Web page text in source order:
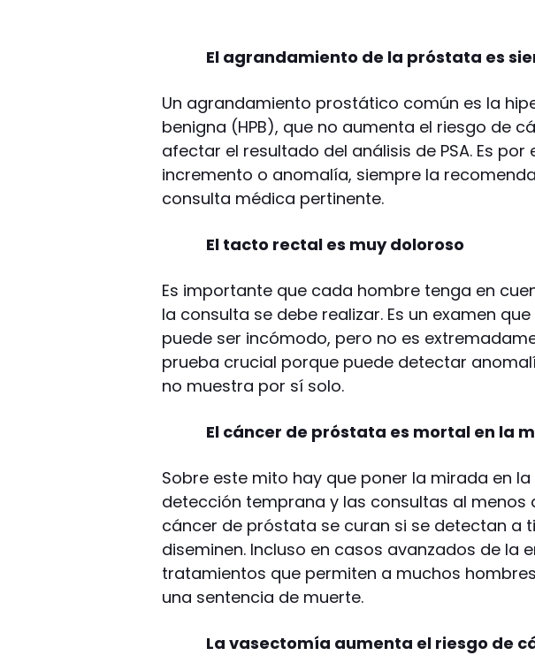
El agrandamiento de la próstata es
Un agrandamiento prostático común es la
benigna (HPB), que no aumenta el riesgo de
afectar el resultado del análisis de PSA. Es
incremento o anomalía, siempre la
consulta médica pertinente.
El tacto rectal es muy doloroso
Es importante que cada hombre tenga en
la consulta se debe realizar. Es un examen
puede ser incómodo, pero no es
prueba crucial porque puede detectar
no muestra por sí solo.
El cáncer de próstata es mortal en la
Sobre este mito hay que poner la mirada en
detección temprana y las consultas al menos
cáncer de próstata se curan si se detectan a
diseminen. Incluso en casos avanzados de la
tratamientos que permiten a muchos
una sentencia de muerte.
La vasectomía aumenta el riesgo de